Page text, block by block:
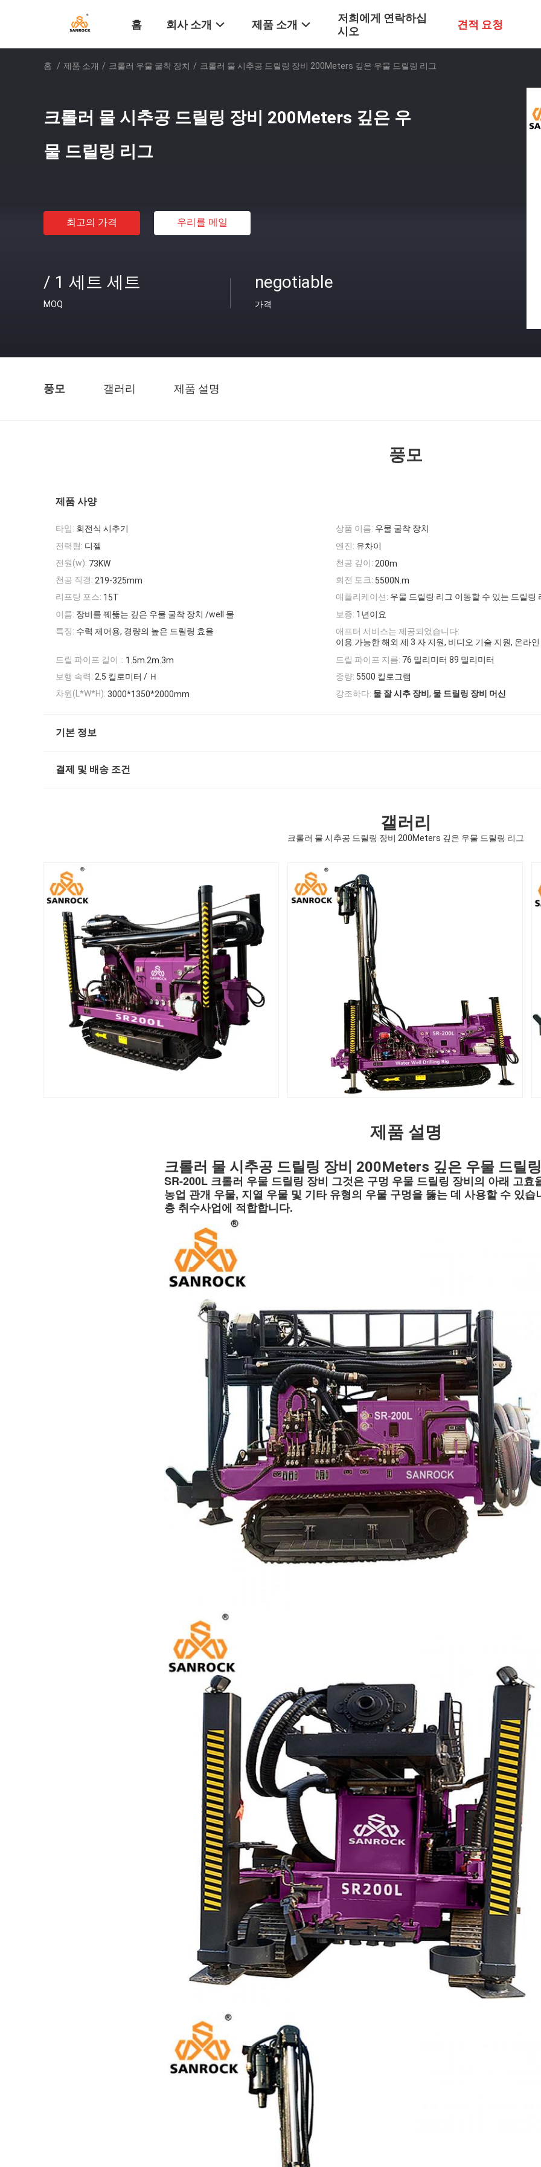
홈 회사 소개 제품 소개
저희에게 연락하십
시오
견적 요청
홈 / 제품 소개 / 크롤러 우물 굴착 장치 / 크롤러 물 시추공 드릴링 장비 200Meters 깊은 우물 드릴링 리그
크롤러 물 시추공 드릴링 장비 200Meters 깊은 우
물 드릴링 리그
최고의 가격 우리를 메일
/ 1 세트 세트
MOQ
negotiable
가격
풍모 갤러리 제품 설명
풍모
제품 사양
타입: 회전식 시추기 상품 이름: 우물 굴착 장치
전력형: 디젤 엔진: 유차이
전원(w): 73KW 천공 깊이: 200m
천공 직경: 219-325mm 회전 토크: 5500N.m
리프팅 포스: 15T 애플리케이션: 우물 드릴링 리그 이동할 수 있는 드릴링
이름: 장비를 꿰뚫는 깊은 우물 굴착 장치 /well 물 보증: 1년이요
특징: 수력 제어용, 경량의 높은 드릴링 효율
애프터 서비스는 제공되었습니다:
이용 가능한 해외 제 3 자 지원, 비디오 기술 지원, 온라인
드릴 파이프 길이 :: 1.5m.2m.3m 드릴 파이프 지름: 76 밀리미터 89 밀리미터
보행 속력: 2.5 킬로미터 / Ｈ 중량: 5500 킬로그램
차원(L*W*H): 3000*1350*2000mm 강조하다: 물 잘 시추 장비 , 물 드릴링 장비 머신
기본 정보
결제 및 배송 조건
갤러리
크롤러 물 시추공 드릴링 장비 200Meters 깊은 우물 드릴링 리그
제품 설명
크롤러 물 시추공 드릴링 장비 200Meters 깊은 우물 드릴
SR-200L 크롤러 우물 드릴링 장비 그것은 구멍 우물 드릴링 장비의 아래 고효
농업 관개 우물, 지열 우물 및 기타 유형의 우물 구멍을 뚫는 데 사용할 수 있습
층 취수사업에 적합합니다.